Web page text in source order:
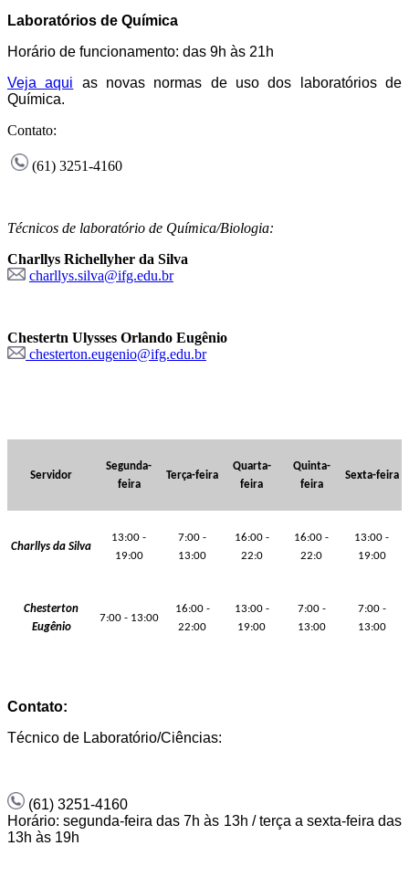
Laboratórios de Química
Horário de funcionamento: das 9h às 21h
Veja aqui as novas normas de uso dos laboratórios de
Química.
Contato:
(61) 3251-4160
Técnicos de laboratório de Química/Biologia:
Charllys Richellyher da Silva
charllys.silva@ifg.edu.br
Chestertn Ulysses Orlando Eugênio
chesterton.eugenio@ifg.edu.br
Servidor
Segunda-
feira
Terça-feira
Quarta-
feira
Quinta-
feira
Sexta-feira
Charllys da Silva
13:00 -
19:00
7:00 -
13:00
16:00 -
22:0
16:00 -
22:0
13:00 -
19:00
Chesterton
Eugênio
7:00 - 13:00
16:00 -
22:00
13:00 -
19:00
7:00 -
13:00
7:00 -
13:00
Contato:
Técnico de Laboratório/Ciências:
(61) 3251-4160
Horário: segunda-feira das 7h às 13h / terça a sexta-feira das
13h às 19h